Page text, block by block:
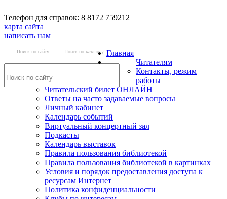
Телефон для справок: 8 8172 759212
карта сайта
написать нам
Поиск по сайту Поиск по каталогу Главная
Читателям
Контакты, режим
работы
Читательский билет ОНЛАЙН
Ответы на часто задаваемые вопросы
Личный кабинет
Календарь событий
Виртуальный концертный зал
Подкасты
Календарь выставок
Правила пользования библиотекой
Правила пользования библиотекой в картинках
Условия и порядок предоставления доступа к
ресурсам Интернет
Политика конфиденциальности